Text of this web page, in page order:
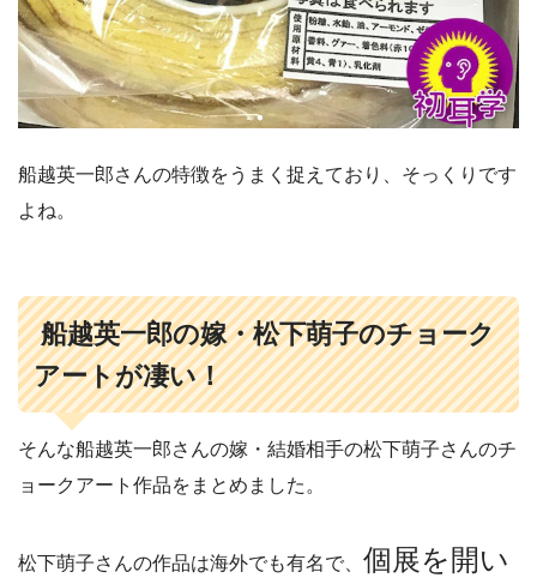
船越英一郎さんの特徴をうまく捉えており、そっくりです
よね。
船越英一郎の嫁・松下萌子のチョーク
アートが凄い！
そんな船越英一郎さんの嫁・結婚相手の松下萌子さんのチ
ョークアート作品をまとめました。
松下萌子さんの作品は海外でも有名で、 個展を開い